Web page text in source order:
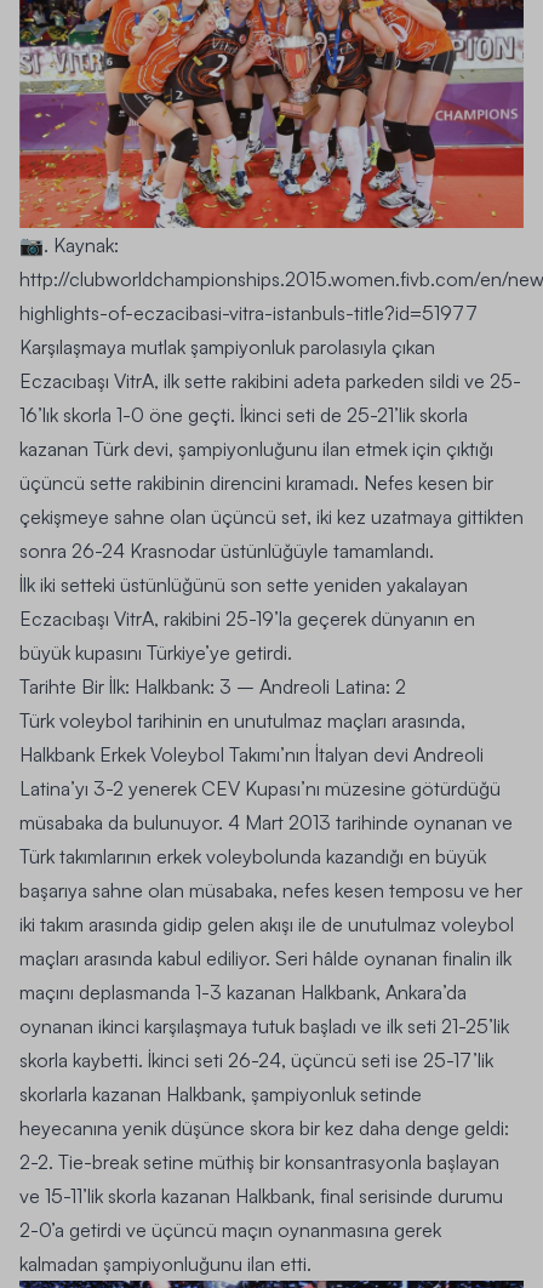
📷. Kaynak:
http://clubworldchampionships.2015.women.fivb.com/en/
highlights-of-eczacibasi-vitra-istanbuls-title?id=51977
Karşılaşmaya mutlak şampiyonluk parolasıyla çıkan
Eczacıbaşı VitrA, ilk sette rakibini adeta parkeden sildi ve 25-
16’lık skorla 1-0 öne geçti. İkinci seti de 25-21’lik skorla
kazanan Türk devi, şampiyonluğunu ilan etmek için çıktığı
üçüncü sette rakibinin direncini kıramadı. Nefes kesen bir
çekişmeye sahne olan üçüncü set, iki kez uzatmaya gittikten
sonra 26-24 Krasnodar üstünlüğüyle tamamlandı.
İlk iki setteki üstünlüğünü son sette yeniden yakalayan
Eczacıbaşı VitrA, rakibini 25-19’la geçerek dünyanın en
büyük kupasını Türkiye’ye getirdi.
Tarihte Bir İlk: Halkbank: 3 – Andreoli Latina: 2
Türk voleybol tarihinin en unutulmaz maçları arasında,
Halkbank Erkek Voleybol Takımı’nın İtalyan devi Andreoli
Latina’yı 3-2 yenerek CEV Kupası’nı müzesine götürdüğü
müsabaka da bulunuyor. 4 Mart 2013 tarihinde oynanan ve
Türk takımlarının erkek voleybolunda kazandığı en büyük
başarıya sahne olan müsabaka, nefes kesen temposu ve her
iki takım arasında gidip gelen akışı ile de unutulmaz voleybol
maçları arasında kabul ediliyor. Seri hâlde oynanan finalin ilk
maçını deplasmanda 1-3 kazanan Halkbank, Ankara’da
oynanan ikinci karşılaşmaya tutuk başladı ve ilk seti 21-25’lik
skorla kaybetti. İkinci seti 26-24, üçüncü seti ise 25-17’lik
skorlarla kazanan Halkbank, şampiyonluk setinde
heyecanına yenik düşünce skora bir kez daha denge geldi:
2-2. Tie-break setine müthiş bir konsantrasyonla başlayan
ve 15-11’lik skorla kazanan Halkbank, final serisinde durumu
2-0’a getirdi ve üçüncü maçın oynanmasına gerek
kalmadan şampiyonluğunu ilan etti.